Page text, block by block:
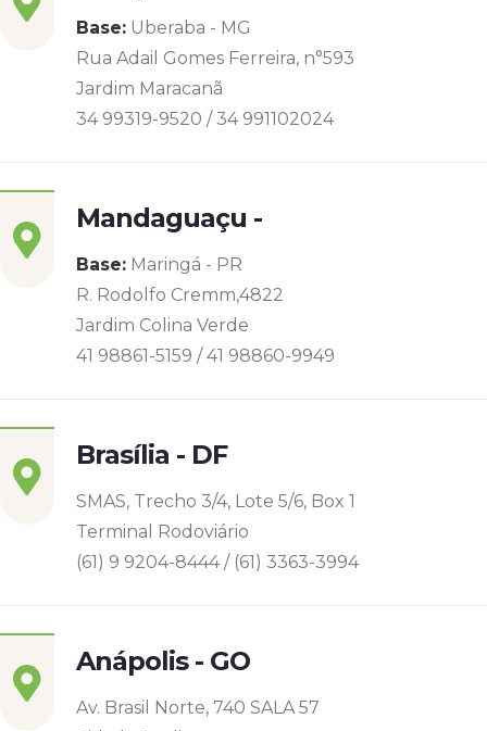
Base: Uberaba - MG
Rua Adail Gomes Ferreira, n°593
Jardim Maracanã
34 99319-9520 / 34 991102024
Mandaguaçu -
Base: Maringá - PR
R. Rodolfo Cremm,4822
Jardim Colina Verde
41 98861-5159 / 41 98860-9949
Brasília - DF
SMAS, Trecho 3/4, Lote 5/6, Box 1
Terminal Rodoviário
(61) 9 9204-8444 / (61) 3363-3994
Anápolis - GO
Av. Brasil Norte, 740 SALA 57